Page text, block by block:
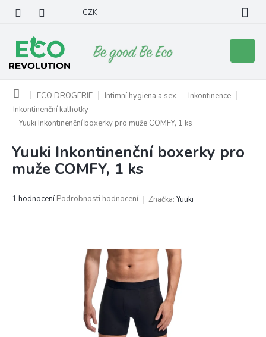
obsah
CZK
košík
Domů ECO DROGERIE Intimní hygiena a sex
Inkontinence
Inkontinenční kalhotky
Yuuki Inkontinenční boxerky pro muže COMFY, 1 ks
Yuuki Inkontinenční boxerky pro
muže COMFY, 1 ks
Průměrné
1 hodnocení Podrobnosti hodnocení Značka:Yuuki